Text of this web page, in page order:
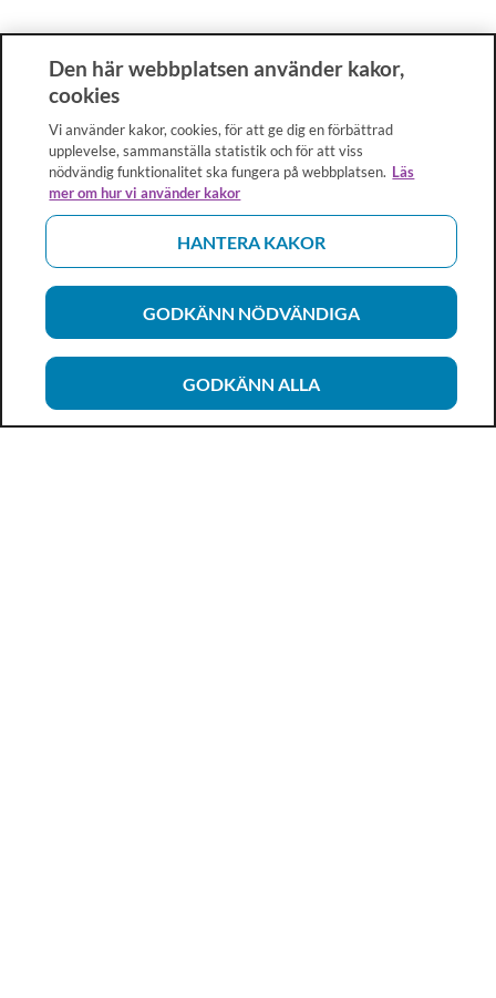
Den här webbplatsen använder kakor,
cookies
Vi använder kakor, cookies, för att ge dig en förbättrad
upplevelse, sammanställa statistik och för att viss
nödvändig funktionalitet ska fungera på webbplatsen. Läs
mer om hur vi använder kakor
HANTERA KAKOR
GODKÄNN NÖDVÄNDIGA
GODKÄNN ALLA